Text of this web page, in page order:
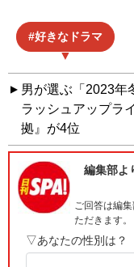
好きなドラマ
男が選ぶ「2023年
ラッシュアップラ
拠』が4位